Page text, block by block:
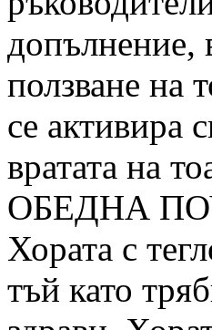
допълнение,
ползване на
се активира
вратата на
ОБЕДНА
Хората с
тъй като